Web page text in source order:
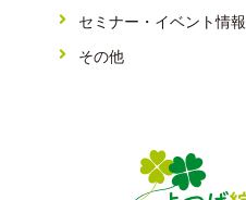
セミナー・イベント情報
その他